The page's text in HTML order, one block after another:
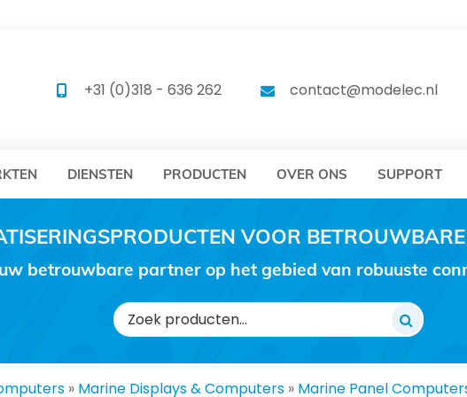
MODELEC MODELEC
+31 (0)318 - 636 262 contact@modelec.nl
DIENSTEN PRODUCTEN OVER ONS SUPPORT
VOOR
betrouwbare partner op het gebied van robuuste
Zoeken
naar:
» Marine Displays & Computers » Marine Panel